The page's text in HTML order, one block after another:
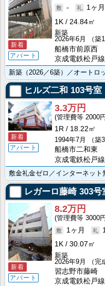
新着
アパート
-
1ヶ月
1K
24.84㎡
新築
2026年6月
（築
船橋市前原西
京成電鉄松戸
ヒルズ二和 103号室
新着
アパート
3.3万円
2000円
1R
18.22㎡
1994年7月
（築
船橋市二和東
京成電鉄松戸
レガーロ藤崎303号
新着
アパート
8.2万円
3000円
1ヶ月
1K
30.07㎡
新築
2026年9月
（完
習志野市藤崎
京成電鉄松戸